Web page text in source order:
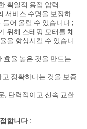
획일적 용접 압력.
서비스 수명을 보장하
어 올릴 수 있습니다 ;
위해 스테핑 모터를 채
을 향상시킬 수 있습니
효율 높은 것을 만드는
정확하다는 것을 보증
, 탄력적이고 신속 교환
합니다 :